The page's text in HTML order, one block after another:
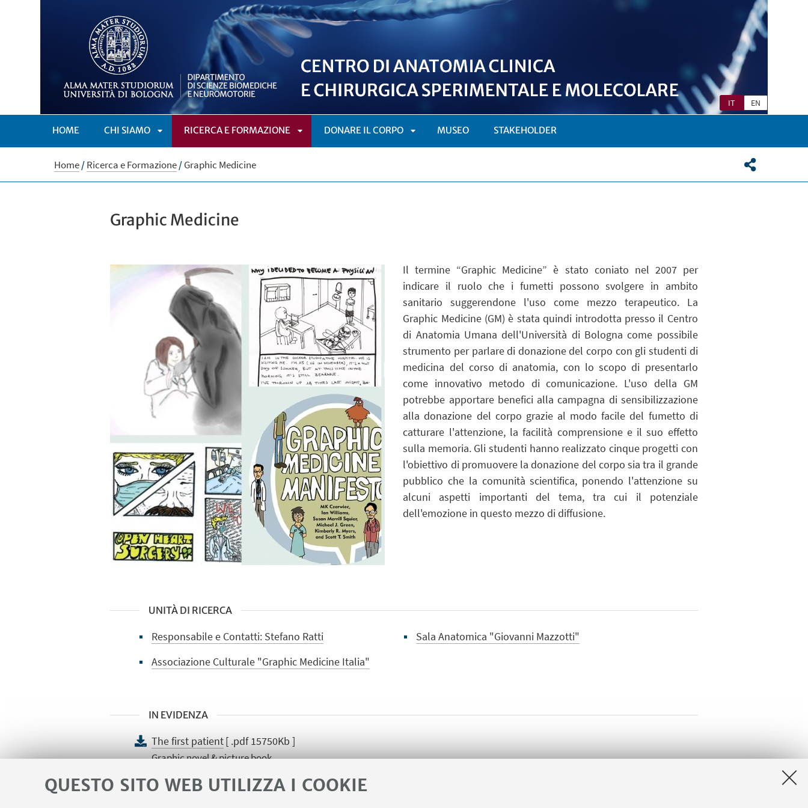
QUESTO SITO WEB UTILIZZA I COOKIE
IT EN
HOME CHI SIAMO
APRI
RICERCA E FORMAZIONE DONARE IL CORPO MUSEO STAKEHOLDER
Home/Ricerca e Formazione/Graphic Medicine
Graphic Medicine
Il termine “Graphic Medicine” è stato coniato nel 2007 per
indicare il ruolo che i fumetti possono svolgere in ambito
sanitario suggerendone l'uso come mezzo terapeutico. La
Graphic Medicine (GM) è stata quindi introdotta presso il Centro
di Anatomia Umana dell'Università di Bologna come possibile
strumento per parlare di donazione del corpo con gli studenti di
medicina del corso di anatomia, con lo scopo di presentarlo
come innovativo metodo di comunicazione. L'uso della GM
potrebbe apportare benefici alla campagna di sensibilizzazione
alla donazione del corpo grazie al modo facile del fumetto di
catturare l'attenzione, la facilità comprensione e il suo effetto
sulla memoria. Gli studenti hanno realizzato cinque progetti con
l'obiettivo di promuovere la donazione del corpo sia tra il grande
pubblico che la comunità scientifica, ponendo l'attenzione su
alcuni aspetti importanti del tema, tra cui il potenziale
dell'emozione in questo mezzo di diffusione.
UNITÀ DI RICERCA
Responsabile e Contatti: Stefano Ratti
Sala Anatomica "Giovanni Mazzotti"
Associazione Culturale "Graphic Medicine Italia"
IN EVIDENZA
The first patient[ .pdf 15750Kb ]
Graphic novel & picture book